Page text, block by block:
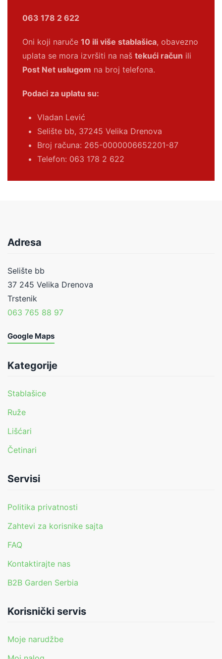
063 178 2 622
Oni koji naruče 10 ili više stablašica, obavezno
uplata se mora izvršiti na naš tekući račun ili
Post Net uslugom na broj telefona.
Podaci za uplatu su:
Vladan Lević
Selište bb, 37245 Velika Drenova
Broj računa: 265-0000006652201-87
Telefon: 063 178 2 622
Adresa
Selište bb
37 245 Velika Drenova
Trstenik
063 765 88 97
Google Maps
Kategorije
Stablašice
Ruže
Lišćari
Četinari
Servisi
Politika privatnosti
Zahtevi za korisnike sajta
FAQ
Kontaktirajte nas
B2B Garden Serbia
Korisnički servis
Moje narudžbe